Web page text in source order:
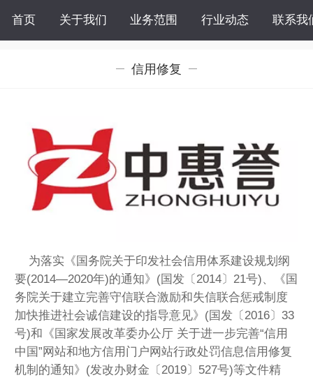
首页 关于我们 业务范围 行业动态 联系我
信用修复
为落实《国务院关于印发社会信用体系建设规划纲
要(2014—2020年)的通知》(国发〔2014〕21号)、《国
务院关于建立完善守信联合激励和失信联合惩戒制度
加快推进社会诚信建设的指导意见》(国发〔2016〕33
号)和《国家发展改革委办公厅 关于进一步完善“信用
中国”网站和地方信用门户网站行政处罚信息信用修复
机制的通知》(发改办财金〔2019〕527号)等文件精